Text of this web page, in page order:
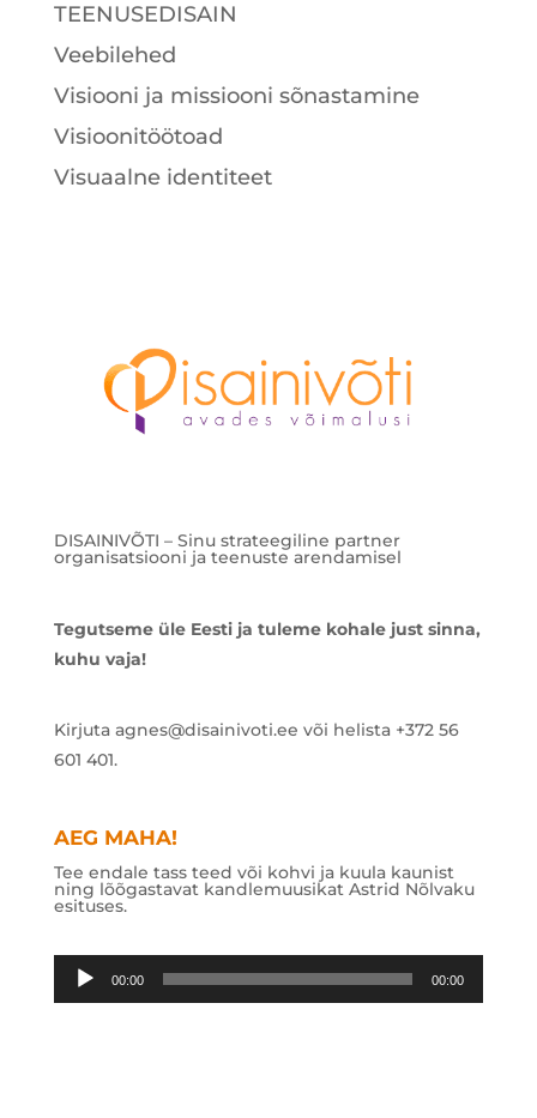
TEENUSEDISAIN
Veebilehed
Visiooni ja missiooni sõnastamine
Visioonitöötoad
Visuaalne identiteet
DISAINIVÕTI – Sinu strateegiline partner
organisatsiooni ja teenuste arendamisel
Tegutseme üle Eesti ja tuleme kohale just sinna,
kuhu vaja!
Kirjuta agnes@disainivoti.ee või helista +372 56
601 401.
AEG MAHA!
Tee endale tass teed või kohvi ja kuula kaunist
ning lõõgastavat kandlemuusikat Astrid Nõlvaku
esituses.
Audioesitaja
00:00 00:00